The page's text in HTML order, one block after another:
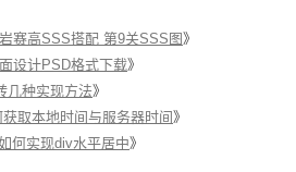
赛高SSS搭配 第9关SSS图 》
设计PSD格式下载》
几种实现方法》
获取本地时间与服务器时间 》
何实现div水平居中》